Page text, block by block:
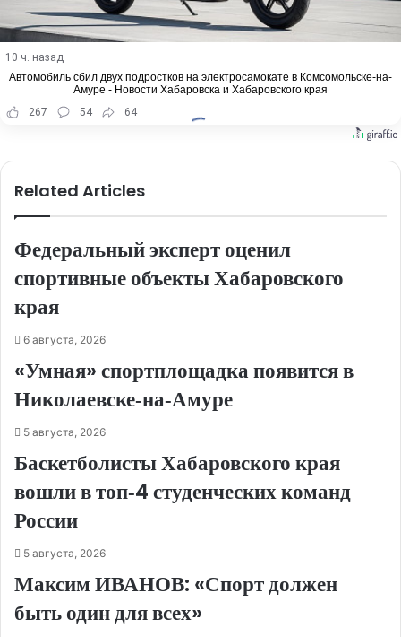
10 ч. назад
Автомобиль сбил двух подростков на электросамокате в Комсомольске-на-
Амуре - Новости Хабаровска и Хабаровского края
267
54 64
Related Articles
Федеральный эксперт оценил
спортивные объекты Хабаровского
края
6 августа, 2026
«Умная» спортплощадка появится в
Николаевске‑на‑Амуре
5 августа, 2026
Баскетболисты Хабаровского края
вошли в топ‑4 студенческих команд
России
5 августа, 2026
Максим ИВАНОВ: «Спорт должен
быть один для всех»